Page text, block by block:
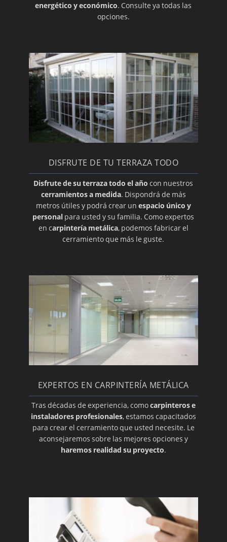
energético y económico. Consulte ya todas las
opciones.
DISFRUTE DE TU TERRAZA TODO
Disfrute de su terraza todo el año con nuestros
cerramientos a medida. Dispondrá de más
metros útiles y podrá crear un espacio único y
personal para usted y su familia. Como expertos
en carpintería metálica, podemos fabricar el
cerramiento que más le guste.
EXPERTOS EN CARPINTERÍA METÁLICA
Tras décadas de experiencia, comocarpinteros e
instaladores profesionales, estamos capacitados
para crear el cerramiento que usted necesite. Le
aconsejaremos sobre las mejores opciones y
haremos realidad su proyecto.